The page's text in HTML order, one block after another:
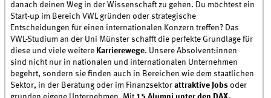
danach deinen Weg in der Wissenschaft zu gehen. Du möchtest ein
Start-up im Bereich VWL gründen oder strategische
Entscheidungen für einen internationalen Konzern treffen? Das
VWL-Studium an der Uni Münster schafft die perfekte Grundlage für
diese und viele weitere Karrierewege. Unsere Absolvent:innen
sind nicht nur in nationalen und internationalen Unternehmen
begehrt, sondern sie finden auch in Bereichen wie dem staatlichen
Sektor, in der Beratung oder im Finanzsektorattraktive Jobs oder